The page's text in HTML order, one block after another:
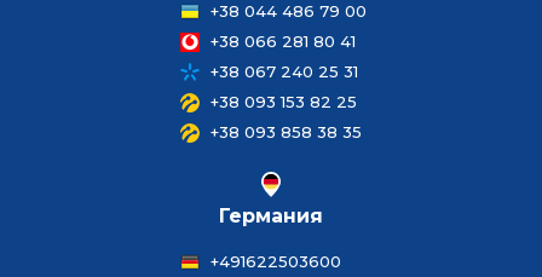
+38 044 486 79 00
+38 066 281 80 41
+38 067 240 25 31
+38 093 153 82 25
+38 093 858 38 35
Германия
+491622503600